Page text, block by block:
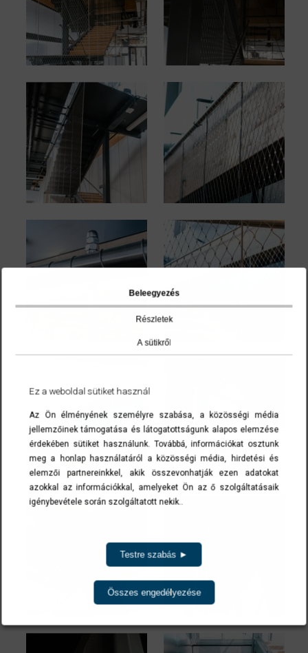
Beleegyezés
Részletek
A sütikről
Ez a weboldal sütiket használ
Az Ön élményének személyre szabása, a közösségi média
jellemzőinek támogatása és látogatottságunk alapos elemzése
érdekében sütiket használunk. Továbbá, információkat osztunk
meg a honlap használatáról a közösségi média, hirdetési és
elemzői partnereinkkel, akik összevonhatják ezen adatokat
azokkal az információkkal, amelyeket Ön az ő szolgáltatásaik
igénybevétele során szolgáltatott nekik..
Testre szabás ►
Összes engedélyezése